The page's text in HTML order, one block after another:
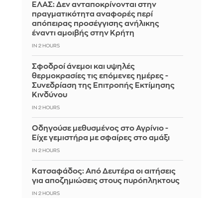
ΕΛΑΣ: Δεν ανταποκρίνονται στην
πραγματικότητα αναφορές περί
απόπειρας προσέγγισης ανήλικης
έναντι αμοιβής στην Κρήτη
IN 2 HOURS
Σφοδροί άνεμοι και υψηλές
θερμοκρασίες τις επόμενες ημέρες -
Συνεδρίαση της Επιτροπής Εκτίμησης
Κινδύνου
IN 2 HOURS
Οδηγούσε μεθυσμένος στο Αγρίνιο -
Είχε γεμιστήρα με σφαίρες στο αμάξι
IN 2 HOURS
Κατσαφάδος: Από Δευτέρα οι αιτήσεις
για αποζημιώσεις στους πυρόπληκτους
IN 2 HOURS